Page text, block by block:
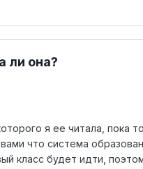
ли она?
я ее читала, пока
что система
класс будет идти,